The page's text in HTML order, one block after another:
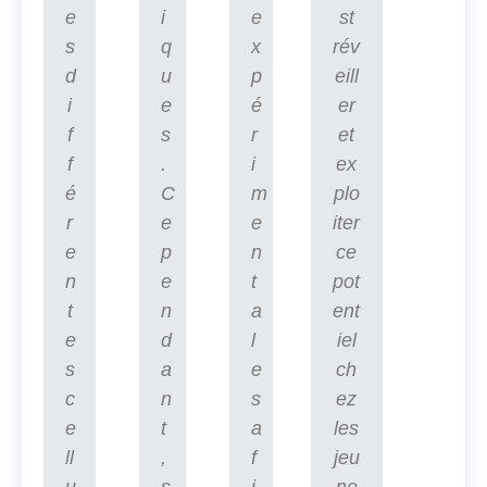
e
s
d
i
f
f
é
r
e
n
t
e
s
c
e
ll
i
q
u
e
s
.
C
e
p
e
n
d
a
n
t
,
e
x
p
é
r
i
m
e
n
t
a
l
e
s
a
f
st
rév
eill
er
et
ex
plo
iter
ce
pot
ent
iel
ch
ez
les
jeu